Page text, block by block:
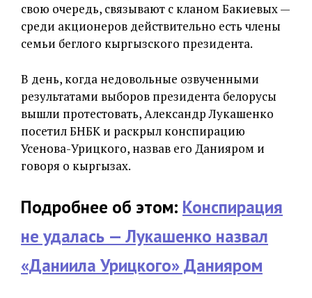
свою очередь, связывают с кланом Бакиевых —
среди акционеров действительно есть члены
семьи беглого кыргызского президента.
В день, когда недовольные озвученными
результатами выборов президента белорусы
вышли протестовать, Александр Лукашенко
посетил БНБК и раскрыл конспирацию
Усенова-Урицкого, назвав его Данияром и
говоря о кыргызах.
Подробнее об этом: Конспирация
не удалась — Лукашенко назвал
«Даниила Урицкого» Данияром